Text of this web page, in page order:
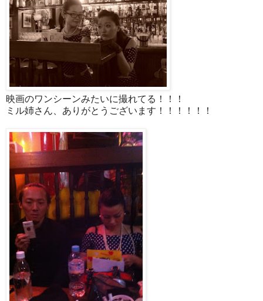
映画のワンシーンみたいに撮れてる！！！
ミル姉さん、ありがとうございます！！！！！！